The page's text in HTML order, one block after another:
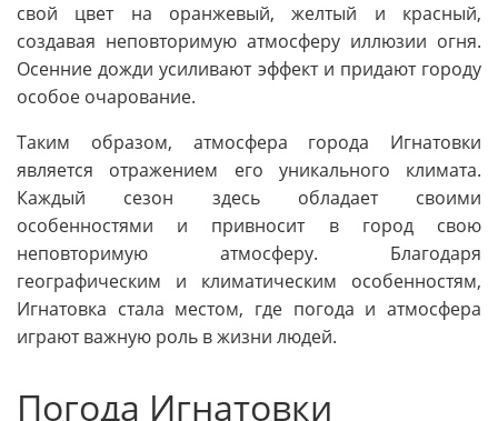
свой цвет на оранжевый, желтый и красный,
создавая неповторимую атмосферу иллюзии огня.
Осенние дожди усиливают эффект и придают городу
особое очарование.
Таким образом, атмосфера города Игнатовки
является отражением его уникального климата.
Каждый сезон здесь обладает своими
особенностями и привносит в город свою
неповторимую атмосферу. Благодаря
географическим и климатическим особенностям,
Игнатовка стала местом, где погода и атмосфера
играют важную роль в жизни людей.
Погода Игнатовки